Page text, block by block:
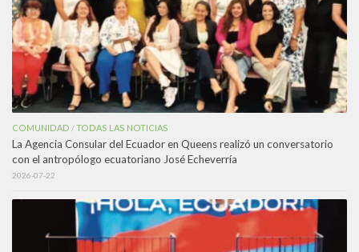
COMUNIDAD /TODAS LAS NOTICIAS
La Agencia Consular del Ecuador en Queens realizó un conversatorio
con el antropólogo ecuatoriano José Echeverría
2026-07-22